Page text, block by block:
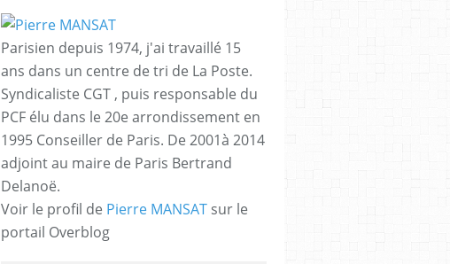
Parisien depuis 1974, j'ai travaillé 15
ans dans un centre de tri de La Poste.
Syndicaliste CGT , puis responsable du
PCF élu dans le 20e arrondissement en
1995 Conseiller de Paris. De 2001à 2014
adjoint au maire de Paris Bertrand
Delanoë.
Voir le profil de Pierre MANSAT sur le
portail Overblog